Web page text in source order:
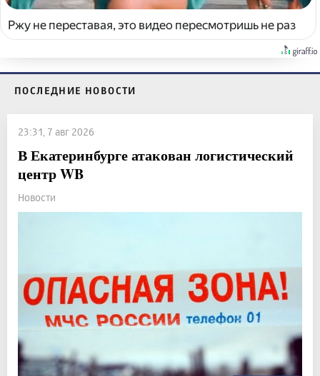
Ржу не переставая, это видео пересмотришь не раз
ПОСЛЕДНИЕ НОВОСТИ
23:31, 7 авг 2026
В Екатеринбурге атакован логистический
центр WB
Новости